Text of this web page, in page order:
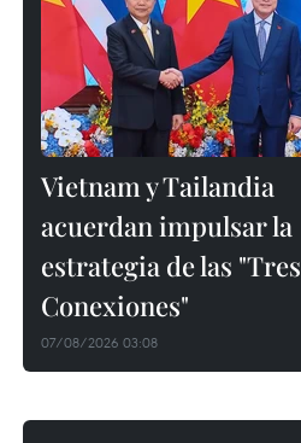
Vietnam y Tailandia
acuerdan impulsar la
estrategia de las "Tres
Conexiones"
07/08/2026 03:08